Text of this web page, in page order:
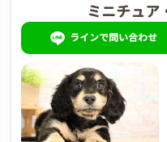
ミニチュア
ラインで問い合わせ